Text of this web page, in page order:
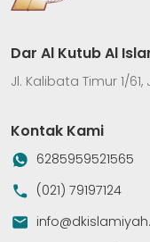
Dar Al Kutub Al
Jl. Kalibata Timur 1/
Kontak Kami
6285959521565
(021) 79197124